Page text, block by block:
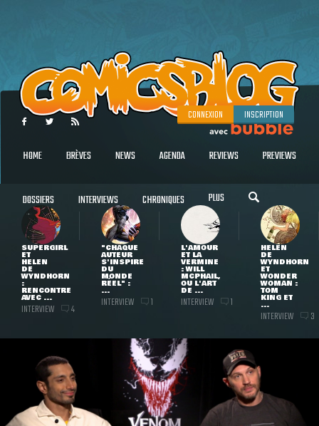
CONNEXION INSCRIPTION
HOME BRÈVES NEWS AGENDA REVIEWS PREVIEWS
DOSSIERS INTERVIEWS CHRONIQUES PLUS
SUPERGIRL
ET
HELEN
DE
WYNDHORN
:
RENCONTRE
AVEC ...
INTERVIEW 4
"CHAQUE
AUTEUR
S'INSPIRE
DU
MONDE
RÉEL" :
...
INTERVIEW 1
L'AMOUR
ET LA
VERMINE
: WILL
MCPHAIL,
OU L'ART
DE ...
INTERVIEW 1
HELEN
DE
WYNDHORN
ET
WONDER
WOMAN :
TOM
KING ET
...
INTERVIEW 3